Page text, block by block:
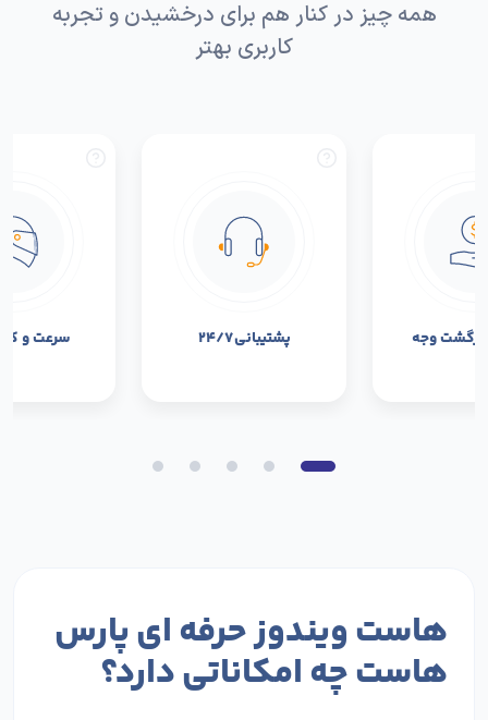
همه چیز در کنار هم برای درخشیدن و تجربه
کاربری بهتر
بازگشت وجه پشتیبانی ۲۴/۷ سرعت و
هاست ویندوز حرفه ای پارس
هاست چه امکاناتی دارد؟